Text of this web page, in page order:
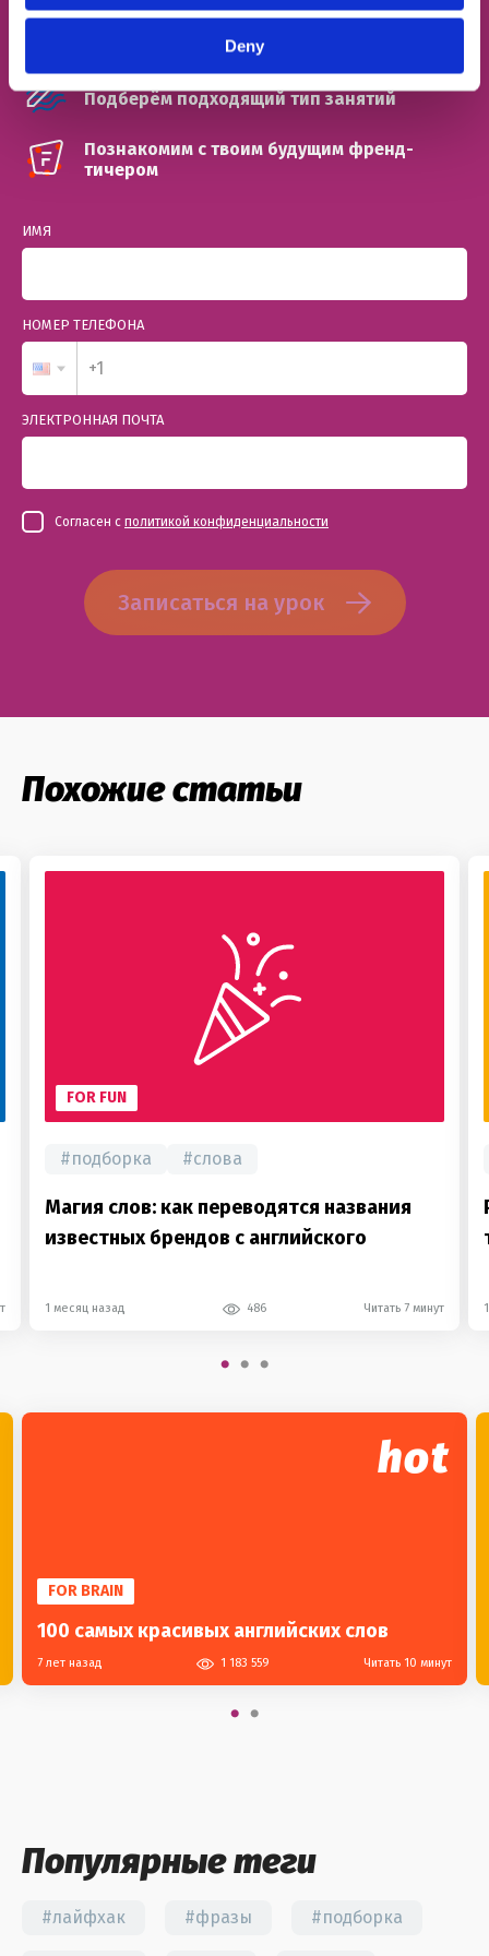
Deny
Определим твой уровень
Подберём подходящий тип занятий
Познакомим с твоим будущим френд-
тичером
ИМЯ
НОМЕР ТЕЛЕФОНА
ЭЛЕКТРОННАЯ ПОЧТА
Согласен с политикой конфиденциальности
Записаться на урок
Похожие статьи
FOR FUN
#подборка #слова
Магия слов: как переводятся названия
известных брендов с английского
1 месяц назад 486 Читать 7 минут
hot
FOR BRAIN
100 самых красивых английских слов
7 лет назад 1 183 559 Читать 10 минут
Популярные теги
#лайфхак #фразы #подборка